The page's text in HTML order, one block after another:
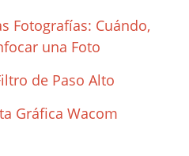
Fotografías: Cuándo,
una Foto
de Paso Alto
Gráfica Wacom